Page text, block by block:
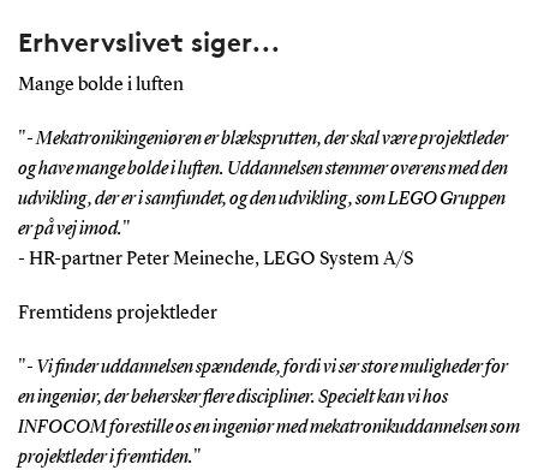
Erhvervslivet siger...
Mange bolde i luften
"- Mekatronikingeniøren er blæksprutten, der skal være projektleder
og have mange bolde i luften. Uddannelsen stemmer overens med den
udvikling, der er i samfundet, og den udvikling, som LEGO Gruppen
er på vej imod."
- HR-partner Peter Meineche, LEGO System A/S
Fremtidens projektleder
"- Vi finder uddannelsen spændende, fordi vi ser store muligheder for
en ingeniør, der behersker flere discipliner. Specielt kan vi hos
INFOCOM forestille os en ingeniør med mekatronikuddannelsen som
projektleder i fremtiden."